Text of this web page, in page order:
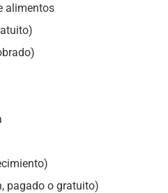
alimentos
pagado o gratuito)